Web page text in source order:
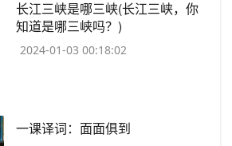
​长江三峡是哪三峡(长江三峡，你
知道是哪三峡吗？)
2024-01-03 00:18:02
​一课译词：面面俱到